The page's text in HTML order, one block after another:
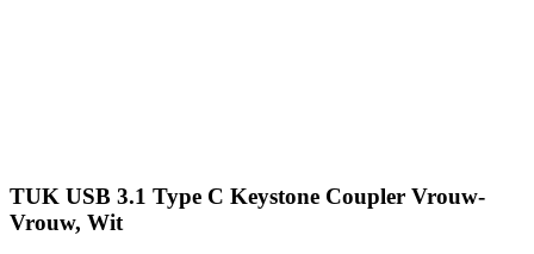
TUK USB 3.1 Type C Keystone Coupler Vrouw-
Vrouw, Wit